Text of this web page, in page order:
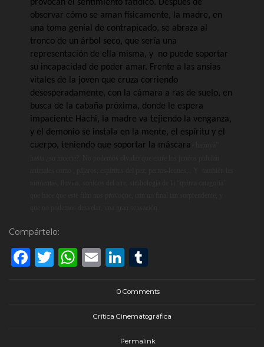
provocan el sentimiento fatídico. Después de
observar cómo se aman físicamente, la madre, en
una toma genial de contrapicado, se abraza al
tronco de un árbol seco, que sería una
representación de ella misma, y no puede soportar
su incapacidad de poder amar. Frente a las ansias
vitales de la joven que cruza corriendo
desesperadamente, con la cámara a ras de suelo, en
busca de la cabaña próxima, donde le espera
impaciente Hachi, la madre va tejiendo la venganza,
y el demonio se instala en la mente, el espíritu y el
cuerpo, teniendo que soportar la máscara
Compártelo:
Facebook
Twitter
WhatsApp
EmailLinkedIn
0 Comments
Crítica Cinematográfica
Permalink